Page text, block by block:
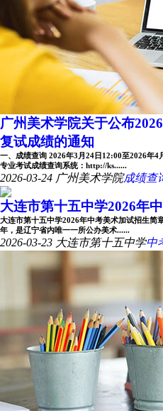
广州美术学院关于公布
复试成绩的通知
一、成绩查询 2026年3月24日12:00至2026年
专业考试成绩查询系统：http://ks......
2026-03-24 广州美术学院成绩查
大连市第十五中学2026年
大连市第十五中学2026年中考美术加试招生简
年，是辽宁省内唯一一所公办美术......
2026-03-23 大连市第十五中学中